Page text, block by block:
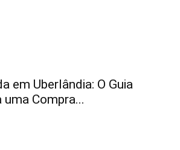
em Uberlândia: O Guia
uma Compra...